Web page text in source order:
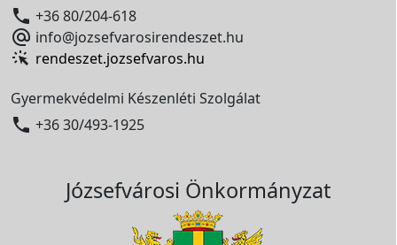
 +36 80/204-618
 info@jozsefvarosirendeszet.hu
rendeszet.jozsefvaros.hu
Gyermekvédelmi Készenléti Szolgálat
 +36 30/493-1925
Józsefvárosi Önkormányzat